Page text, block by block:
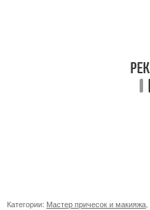
Категории: Мастер причесок и макияжа